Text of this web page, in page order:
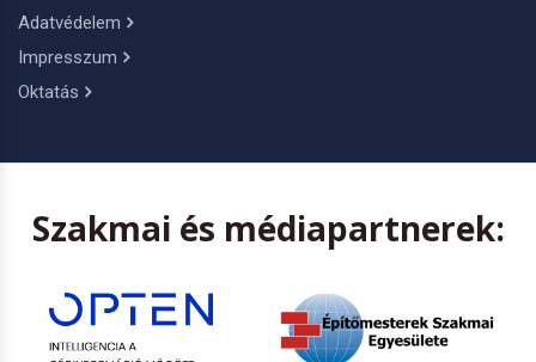
Adatvédelem
Impresszum
Oktatás
Szakmai és médiapartnerek: